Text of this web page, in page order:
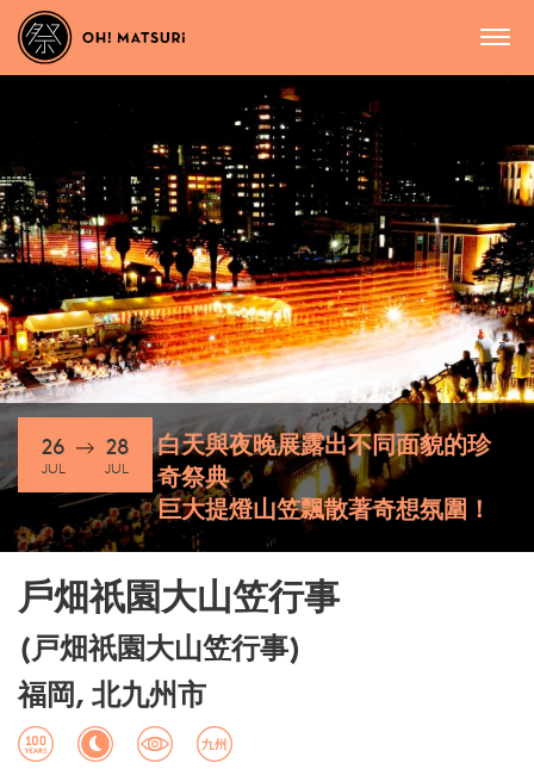
26
JUL
28
JUL
白天與夜晚展露出不同面貌的珍
奇祭典
巨大提燈山笠飄散著奇想氛圍！
戶畑祇園大山笠行事
(戸畑祇園大山笠行事)
福岡, 北九州市